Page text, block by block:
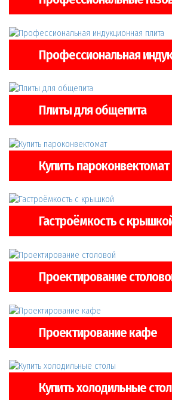
Профессиональная
Плиты для общепита
Купить пароконвектомат
Гастроёмкость с
Проектирование
Проектирование кафе
Купить холодильные